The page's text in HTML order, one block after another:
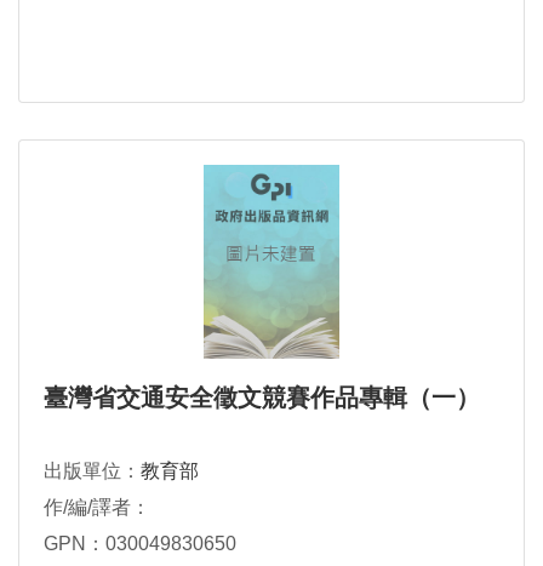
臺灣省交通安全徵文競賽作品專輯（一）
出版單位： 教育部
作/編/譯者：
GPN：030049830650